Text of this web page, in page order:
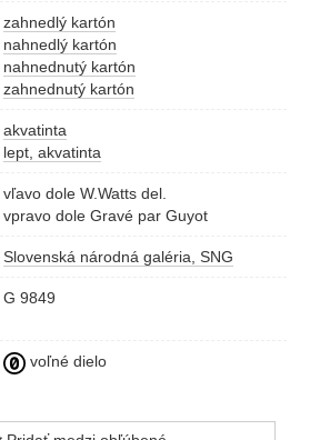
zahnedlý kartón
nahnedlý kartón
nahnednutý kartón
zahnednutý kartón
akvatinta
lept, akvatinta
vľavo dole W.Watts del.
vpravo dole Gravé par Guyot
Slovenská národná galéria, SNG
G 9849
voľné dielo